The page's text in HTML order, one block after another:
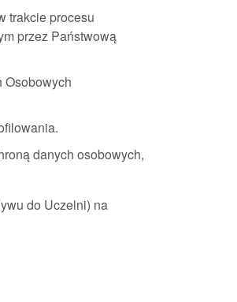
trakcie procesu
przez Państwową
Osobowych
danych osobowych,
do Uczelni) na